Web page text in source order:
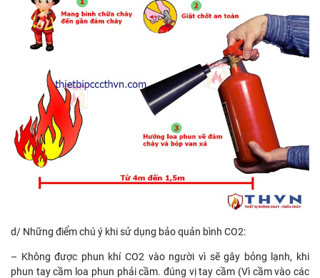
d/ Những điểm chú ý khi sử dụng bảo quản bình CO2:
– Không được phun khí CO2 vào người vì sẽ gây bỏng lạnh, khi
phun tay cầm loa phun phải cầm. đúng vị tay cầm (Vì cầm vào các